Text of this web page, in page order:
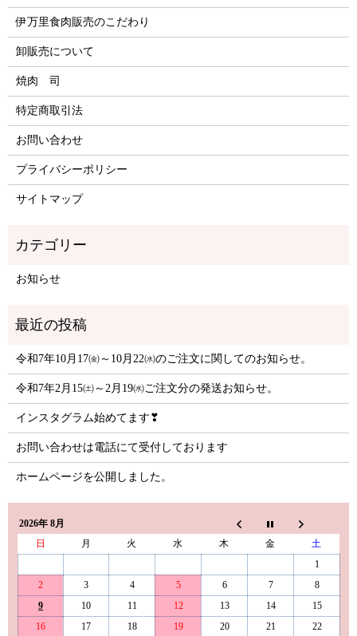
伊万里食肉販売のこだわり
卸販売について
焼肉 司
特定商取引法
お問い合わせ
プライバシーポリシー
サイトマップ
お知らせ
令和7年10月17㈮～10月22㈬のご注文に関してのお知らせ。
令和7年2月15㈯～2月19㈬ご注文分の発送お知らせ。
インスタグラム始めてます❣
お問い合わせは電話にて受付しております
ホームページを公開しました。
2026年 8月
日
月 火 水 木 金
土
1
2
3 4 5 6 7
8
9
10 11 12 13 14
15
16
17 18 19 20 21
22